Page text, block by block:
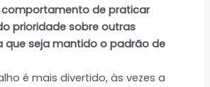
comportamento de praticar
prioridade sobre outras
que seja mantido o padrão de
é mais divertido, às vezes a